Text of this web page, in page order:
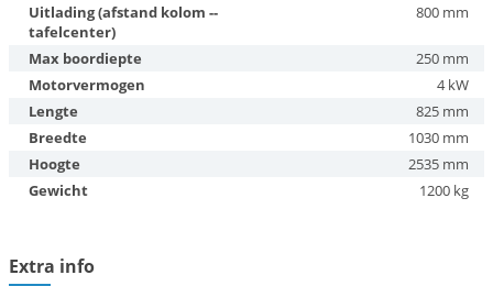
Uitlading (afstand kolom --
tafelcenter)
800 mm
Max boordiepte
250 mm
Motorvermogen
4 kW
Lengte
825 mm
Breedte
1030 mm
Hoogte
2535 mm
Gewicht
1200 kg
Extra info